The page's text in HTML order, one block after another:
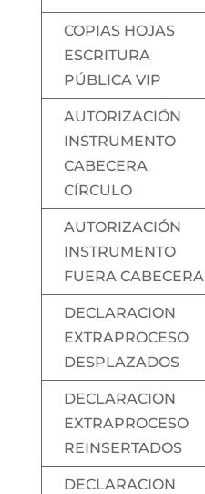
COPIAS HOJAS
ESCRITURA
PÚBLICA VIP
AUTORIZACIÓN
INSTRUMENTO
CABECERA
CÍRCULO
AUTORIZACIÓN
INSTRUMENTO
FUERA CABECERA
DECLARACION
EXTRAPROCESO
DESPLAZADOS
DECLARACION
EXTRAPROCESO
REINSERTADOS
DECLARACION